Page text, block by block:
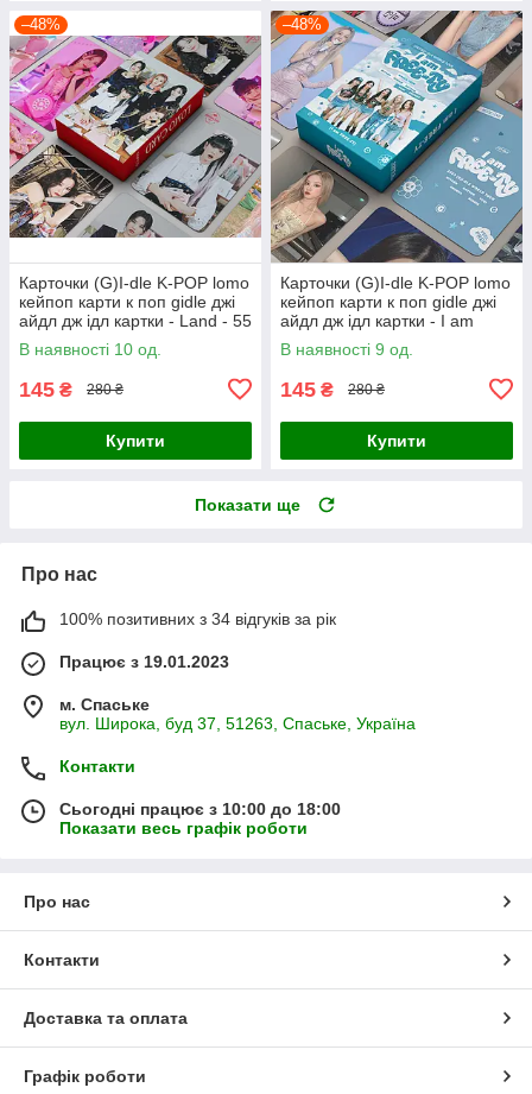
–48%
Карточки (G)I-dle K-POP lomo
кейпоп карти к поп gidle джі
айдл дж ідл картки - Land - 55
шт
В наявності 10 од.
145 ₴ 280 ₴
Купити
–48%
Карточки (G)I-dle K-POP lomo
кейпоп карти к поп gidle джі
айдл дж ідл картки - I am
Free-ty #2 - 55 шт
В наявності 9 од.
145 ₴ 280 ₴
Купити
Показати ще
Про нас
100% позитивних з 34 відгуків за рік
Працює з 19.01.2023
м. Спаське
вул. Широка, буд 37, 51263, Спаське, Україна
Контакти
Сьогодні працює з 10:00 до 18:00
Показати весь графік роботи
Про нас
Контакти
Доставка та оплата
Графік роботи